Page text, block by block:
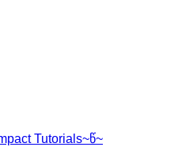
Tutorials~წ~